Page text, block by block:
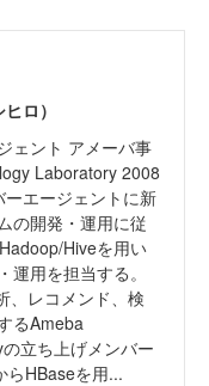
ロ）
ェント アメーバ事
Laboratory 2008
エージェントに新
の開発・運用に従
Hiveを用い
用を担当する。
、レコメンド、検
るAmeba
立ち上げメンバー
らHBaseを用...